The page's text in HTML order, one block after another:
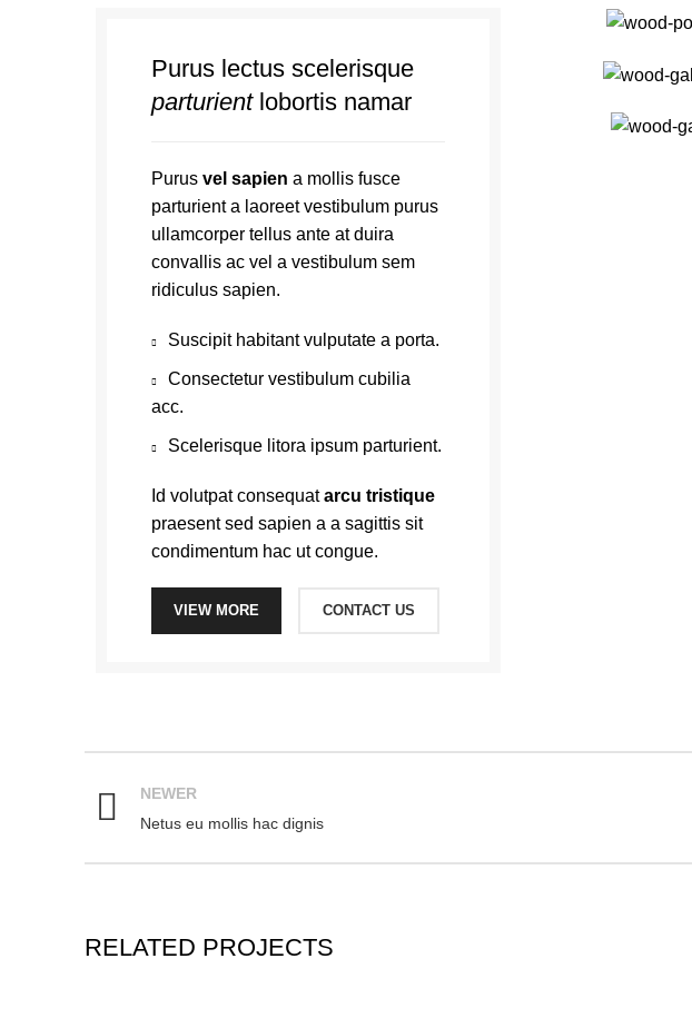
Purus lectus scelerisque
parturientlobortis namar
Purus vel sapien a mollis fusce
parturient a laoreet vestibulum purus
ullamcorper tellus ante at duira
convallis ac vel a vestibulum sem
ridiculus sapien.
Suscipit habitant vulputate a porta.
Consectetur vestibulum cubilia
acc.
Scelerisque litora ipsum parturient.
Id volutpat consequatarcu tristique
praesent sed sapien a a sagittis sit
condimentum hac ut congue.
VIEW MORE CONTACT US
NEWER
Netus eu mollis hac dignis
RELATED PROJECTS